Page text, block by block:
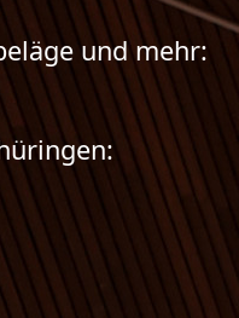
und mehr: